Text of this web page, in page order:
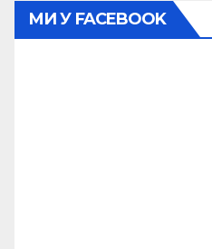
МИ У FACEBOOK